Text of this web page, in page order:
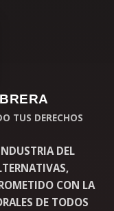
TUS DERECHOS
DEL
CON LA
DE TODOS